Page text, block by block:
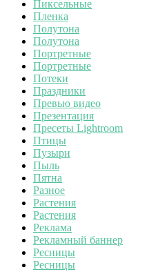
Пиксельные
Пленка
Полутона
Полутона
Портретные
Портретные
Потеки
Праздники
Превью видео
Презентация
Пресеты Lightroom
Птицы
Пузыри
Пыль
Пятна
Разное
Растения
Растения
Реклама
Рекламный баннер
Ресницы
Ресницы